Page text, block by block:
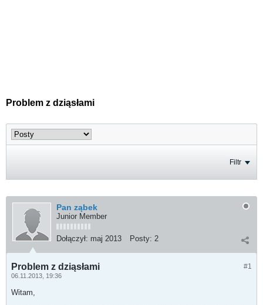
Problem z dziąsłami
Filtr
Pan ząbek
Junior Member
Dołączył: maj 2013 Posty: 2
#1
Problem z dziąsłami
06.11.2013, 19:36
Witam,